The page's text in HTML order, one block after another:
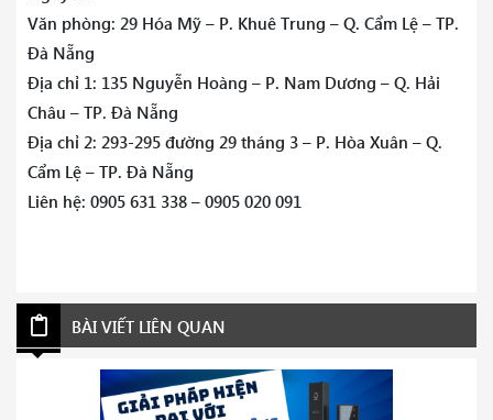
Văn phòng: 29 Hóa Mỹ – P. Khuê Trung – Q. Cẩm Lệ – TP.
Đà Nẵng
Địa chỉ 1: 135 Nguyễn Hoàng – P. Nam Dương – Q. Hải
Châu – TP. Đà Nẵng
Địa chỉ 2: 293-295 đường 29 tháng 3 – P. Hòa Xuân – Q.
Cẩm Lệ – TP. Đà Nẵng
Liên hệ: 0905 631 338 – 0905 020 091
BÀI VIẾT LIÊN QUAN